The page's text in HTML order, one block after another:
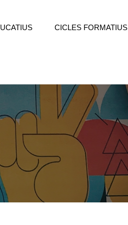
CICLES FORMATIUS